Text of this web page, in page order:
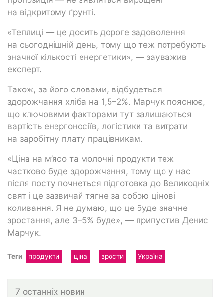
на відкритому ґрунті.
«Теплиці — це досить дороге задоволення
на сьогоднішній день, тому що теж потребують
значної кількості енергетики», — зауважив
експерт.
Також, за його словами, відбудеться
здорожчання хліба на 1,5–2%. Марчук пояснює,
що ключовими факторами тут залишаються
вартість енергоносіїв, логістики та витрати
на заробітну плату працівникам.
«Ціна на м’ясо та молочні продукти теж
частково буде здорожчання, тому що у нас
після посту почнеться підготовка до Великодніх
свят і це зазвичай тягне за собою цінові
коливання. Я не думаю, що це буде значне
зростання, але 3–5% буде», — припустив Денис
Марчук.
Теги продукти ціна зрости Україна
7 останніх новин